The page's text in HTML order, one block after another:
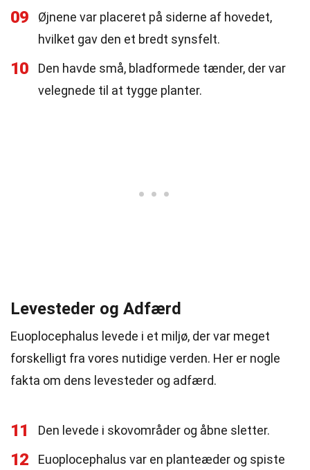
09
Øjnene var placeret på siderne af hovedet,
hvilket gav den et bredt synsfelt.
10
Den havde små, bladformede tænder, der var
velegnede til at tygge planter.
Levesteder og Adfærd
Euoplocephalus levede i et miljø, der var meget
forskelligt fra vores nutidige verden. Her er nogle
fakta om dens levesteder og adfærd.
11 Den levede i skovområder og åbne sletter.
12
Euoplocephalus var en planteæder og spiste